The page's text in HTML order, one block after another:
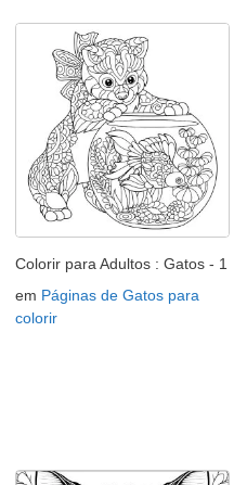
Colorir para Adultos : Gatos - 1
em Páginas de Gatos para
colorir